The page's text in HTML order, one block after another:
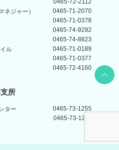
0465-72-2112
ネジャー）
0465-71-2070
0465-71-0378
0465-74-9292
0465-74-8823
ル
0465-71-0189
0465-71-0377
0465-72-4160
支所
ター
0465-73-1255
0465-73-1211
Back